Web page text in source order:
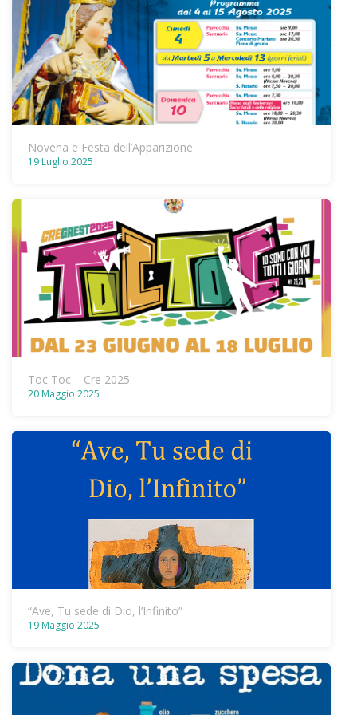
Novena e Festa dell’Apparizione
19 Luglio 2025
Toc Toc – Cre 2025
20 Maggio 2025
“Ave, Tu sede di Dio, l’Infinito”
19 Maggio 2025